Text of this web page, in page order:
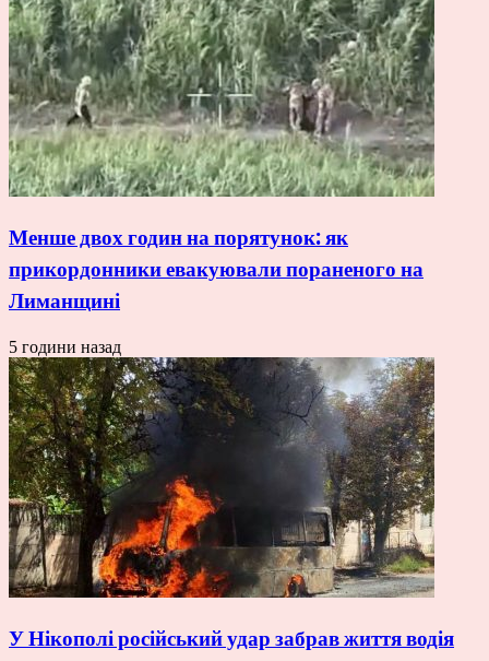
Менше двох годин на порятунок: як
прикордонники евакуювали пораненого на
Лиманщині
5 години назад
У Нікополі російський удар забрав життя водія